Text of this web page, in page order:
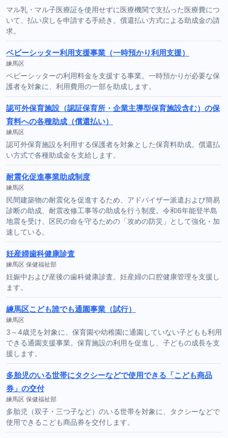
マル乳・マル子医療証を使用せずに医療機関で支払った医療費につ
いて、払い戻しを申請する手続き。償還払い方式による助成金の請
求。
ベビーシッター利用支援事業（一時預かり利用支援）
練馬区
ベビーシッターの利用料金を支援する事業。一時預かりが必要な保
護者を対象に、利用費用の一部を助成します。
認可外保育施設（認証保育所・企業主導型保育施設含む）の保
育料への各種助成（償還払い）
練馬区
認可外保育施設を利用する保護者を対象とした保育料助成。償還払
い方式で各種助成金を支給します。
耐震化促進事業助成制度
練馬区
民間建築物の耐震化を促進するため、アドバイザー派遣および簡易
診断の助成、耐震改修工事等の助成を行う制度。令和6年能登半島
地震を受け、区民の命を守るための「攻めの防災」として強化・加
速している。
妊産婦歯科健康診査
練馬区 保健福祉部
妊娠中および産後の歯科健康診査。妊産婦の口腔健康管理を支援し
ます。
練馬区こども誰でも通園事業（試行）
練馬区
3～4歳児を対象に、保育園や幼稚園に通園していない子どもも利用
できる通園支援事業。保育施設の利用を促進し、子どもの成長を支
援します。
多胎児のいる世帯にタクシーなどで使用できる「こども商品
券」の交付
練馬区 保健福祉部
多胎児（双子・三つ子など）のいる世帯を対象に、タクシーなどで
使用できるこども商品券を交付します。